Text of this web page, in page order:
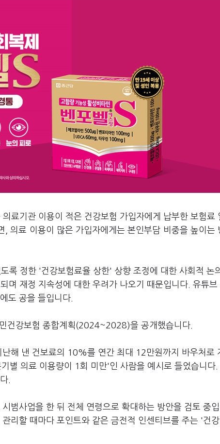
료기관 이용이 적은 건강보험 가입자에게 납부한 보험료
의료 이용이 많은 가입자에게는 본인부담 비중을 높이는
록 정한 '건강보험료율 상한' 상향 조정에 대한 사회적 논
며 재정 지속성에 대한 우려가 나오기 때문입니다. 유튜브
도 공을 들입니다.
건강보험 종합계획(2024~2028)을 공개했습니다.
해 낸 건보료의 10%를 연간 최대 12만원까지 바우처로
별 의료 이용량이 1회 미만'인 사람을 예시로 들었습니다.
.
범사업을 한 뒤 전체 연령으로 확대하는 방안을 검토 중
리할 때마다 포인트와 같은 금전적 인센티브를 주는 '건